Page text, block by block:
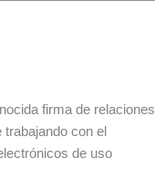
firma de relaciones
con el
de uso